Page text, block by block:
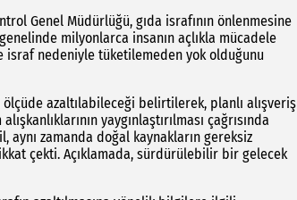
Genel Müdürlüğü, gıda israfının önlenmesine
milyonlarca insanın açlıkla mücadele
israf nedeniyle tüketilemeden yok olduğunu
azaltılabileceği belirtilerek, planlı alışveriş
yaygınlaştırılması çağrısında
aynı zamanda doğal kaynakların gereksiz
çekti. Açıklamada, sürdürülebilir bir gelecek